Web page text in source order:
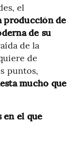
el
producción de
de su
de la
de
puntos,
mucho que
en el que